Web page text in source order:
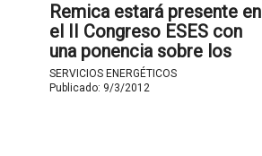
Remica estará presente en
el II Congreso ESES con
una ponencia sobre los
Servicios Energéticos en
el Sector Residencial.
SERVICIOS ENERGÉTICOS
Publicado: 9/3/2012